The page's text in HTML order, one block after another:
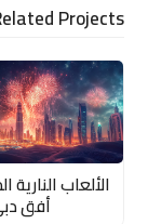
Projects
الألعاب
أفق